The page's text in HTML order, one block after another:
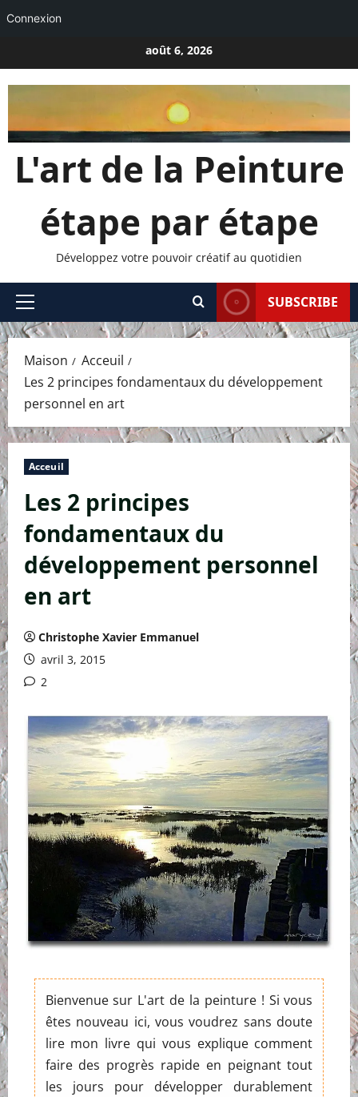
Connexion
au
contenu
août 6, 2026
L'art de la Peinture
étape par étape
Développez votre pouvoir créatif au quotidien
Menu
principal
SUBSCRIBE
Maison
Acceuil
Les 2 principes fondamentaux du développement
personnel en art
Acceuil
Les 2 principes
fondamentaux du
développement personnel
en art
Christophe Xavier Emmanuel
avril 3, 2015
2
Bienvenue sur L'art de la peinture ! Si vous
êtes nouveau ici, vous voudrez sans doute
lire mon livre qui vous explique comment
faire des progrès rapide en peignant tout
les jours pour développer durablement